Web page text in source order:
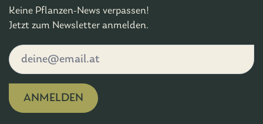
Keine Pflanzen-News verpassen!
Jetzt zum Newsletter anmelden.
ANMELDEN